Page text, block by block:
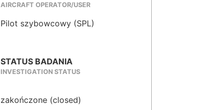
AIRCRAFT OPERATOR/USER
Pilot szybowcowy (SPL)
STATUS BADANIA
INVESTIGATION STATUS
zakończone (closed)